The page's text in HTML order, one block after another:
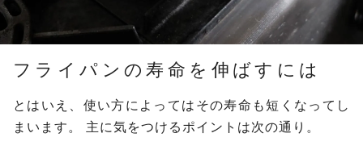
フライパンの寿命を伸ばすには
とはいえ、使い方によってはその寿命も短くなってし
まいます。 主に気をつけるポイントは次の通り。